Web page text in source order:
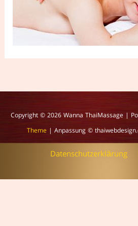
Copyright © 2026Wanna ThaiMassage |
Theme| Anpassung ©
Datenschutzerklärung